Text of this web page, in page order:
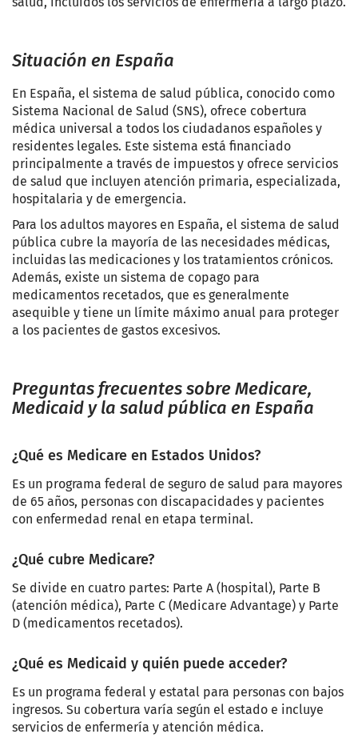
Situación en España
En España, el sistema de salud pública, conocido como
Sistema Nacional de Salud (SNS), ofrece cobertura
médica universal a todos los ciudadanos españoles y
residentes legales. Este sistema está financiado
principalmente a través de impuestos y ofrece servicios
de salud que incluyen atención primaria, especializada,
hospitalaria y de emergencia.
Para los adultos mayores en España, el sistema de salud
pública cubre la mayoría de las necesidades médicas,
incluidas las medicaciones y los tratamientos crónicos.
Además, existe un sistema de copago para
medicamentos recetados, que es generalmente
asequible y tiene un límite máximo anual para proteger
a los pacientes de gastos excesivos.
Preguntas frecuentes sobre Medicare,
Medicaid y la salud pública en España
¿Qué es Medicare en Estados Unidos?
Es un programa federal de seguro de salud para mayores
de 65 años, personas con discapacidades y pacientes
con enfermedad renal en etapa terminal.
¿Qué cubre Medicare?
Se divide en cuatro partes: Parte A (hospital), Parte B
(atención médica), Parte C (Medicare Advantage) y Parte
D (medicamentos recetados).
¿Qué es Medicaid y quién puede acceder?
Es un programa federal y estatal para personas con bajos
ingresos. Su cobertura varía según el estado e incluye
servicios de enfermería y atención médica.